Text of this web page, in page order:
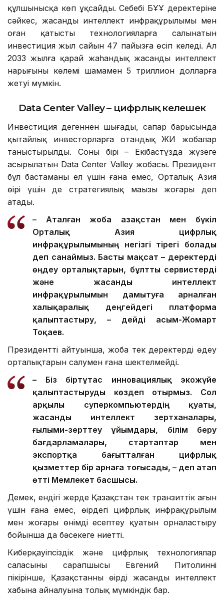
құлшынысқа көп ұқсайды. Себебі БҰҰ деректеріне
сәйкес, жасанды интеллект инфрақұрылымы мен
оған қатысты технологияларға салынатын
инвестиция жыл сайын 47 пайызға өсіп келеді. Ал
2033 жылға қарай жаһандық жасанды интеллект
нарығының көлемі шамамен 5 триллион долларға
жетуі мүмкін.
Data Center Valley – цифрлық келешек
Инвестиция дегеннен шығады, сапар барысында
қытайлық инвесторларға отандық ЖИ жобалар
таныстырылды. Соның бірі – Екібастұзда жүзеге
асырылатын Data Center Valley жобасы. Президент
бұл бастаманы ел үшін ғана емес, Орталық Азия
өңірі үшін де стратегиялық маңызы жоғары деп
атады.
– Аталған жоба Қазақстан мен бүкіл
Орталық Азия цифрлық
инфрақұрылымының негізгі тірегі болады
деп санаймыз. Басты мақсат – деректерді
өңдеу орталықтарын, бұлтты сервистерді
және жасанды интеллект
инфрақұрылымын дамытуға арналған
халықаралық деңгейдегі платформа
қалыптастыру, – дейді Қасым-Жомарт
Тоқаев.
Президенттің айтуынша, жоба тек деректерді өңдеу
орталықтарын салумен ғана шектелмейді.
– Біз біртұтас инновациялық экожүйе
қалыптастыруды көздеп отырмыз. Сол
арқылы суперкомпьютердің қуаты,
жасанды интеллект зертханалары,
ғылыми-зерттеу ұйымдары, білім беру
бағдарламалары, стартаптар мен
экспортқа бағытталған цифрлық
қызметтер бір арнаға тоғысады, – деп атап
өтті Мемлекет басшысы.
Демек, ендігі жерде Қазақстан тек транзиттік ағын
үшін ғана емес, өңірдегі цифрлық инфрақұрылым
мен жоғары өнімді есептеу қуатын орналастыру
бойынша да бәсекеге ниетті.
Киберқауіпсіздік және цифрлық технологиялар
саласының сарапшысы Евгений Питолиннің
пікірінше, Қазақстанның өңірдің жасанды интеллект
хабына айналуына толық мүмкіндік бар.